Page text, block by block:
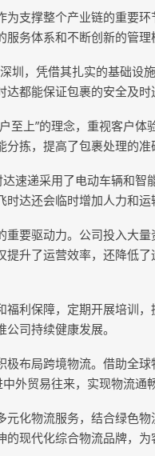
为支撑整个产业链的重要
务体系和不断创新的管
圳，凭借其扎实的基础设
都能保证包裹的安全及时
至上”的理念，重视客户
拣，提高了包裹处理的准
速递采用了电动车辆和
达还会临时增加人力和运
要驱动力。公司投入大
升了运营效率，还降低
利保障，定期开展培训
司持续健康发展。
极布局跨境物流。借助全
外贸易往来，实现物流通
元化物流服务，结合绿色
现代化综合物流品牌，为